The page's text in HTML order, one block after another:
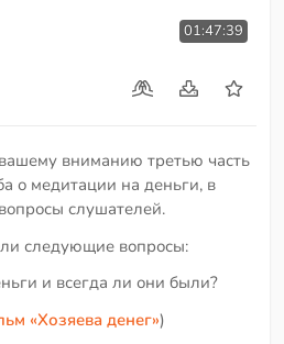
01:47:39
вниманию третью часть
о медитации на деньги, в
слушателей.
следующие вопросы:
и всегда ли они были?
«Хозяева денег»)